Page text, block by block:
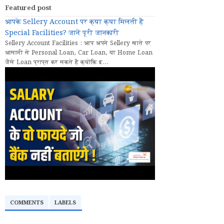
Featured post
आपके Sellery Account पर क्या क्या मिलती हैं
Special Facilities? जानें पूरी जानकारी
Sellery Account Facilities : आप अपने Sellery खाते पर
आसानी से Personal Loan, Car Loan, या Home Loan
जैसे Loan प्राप्त कर सकते हैं क्योंकि इ...
COMMENTS LABELS